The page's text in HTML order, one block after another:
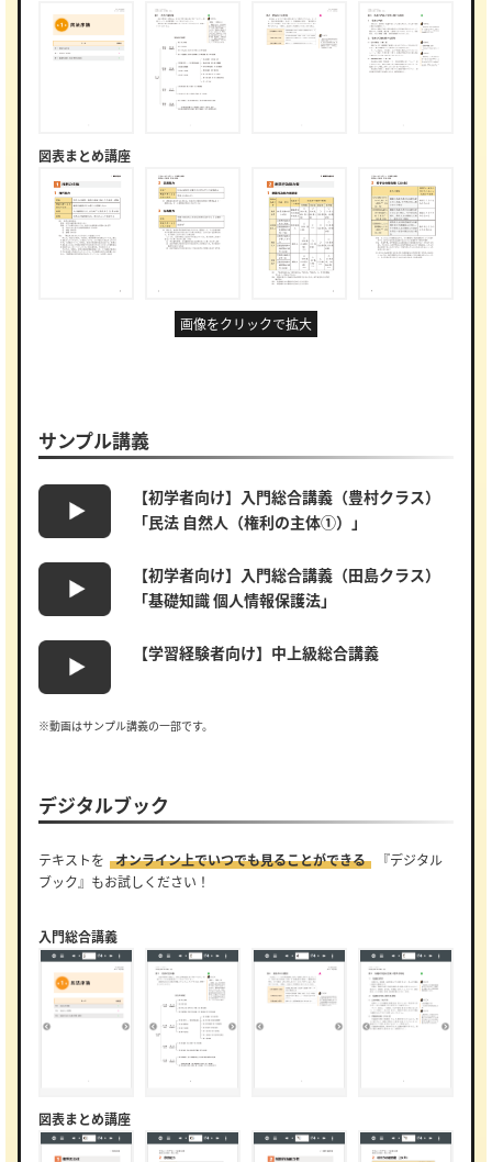
図表まとめ講座
画像をクリックで拡大
サンプル講義
【初学者向け】入門総合講義（豊村クラス）
「民法 自然人（権利の主体①）」
【初学者向け】入門総合講義（田島クラス）
「基礎知識 個人情報保護法」
【学習経験者向け】中上級総合講義
※動画はサンプル講義の一部です。
デジタルブック
テキストを オンライン上でいつでも見ることができる
『デジタル
ブック』もお試しください！
入門総合講義
図表まとめ講座